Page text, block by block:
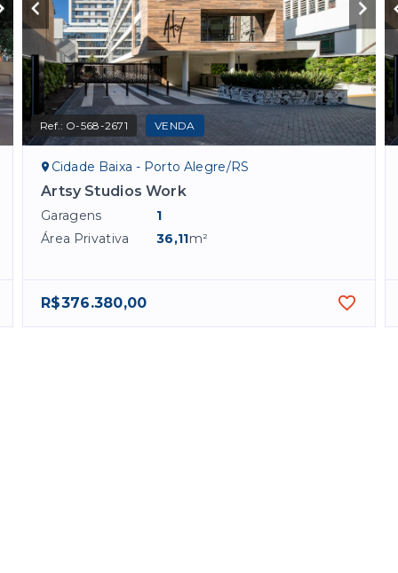
Ref.: O-568-2671 VENDA
Cidade Baixa - Porto Alegre/RS
Artsy Studios Work
Garagens
1
Área Privativa
36,11m²
R$376.380,00